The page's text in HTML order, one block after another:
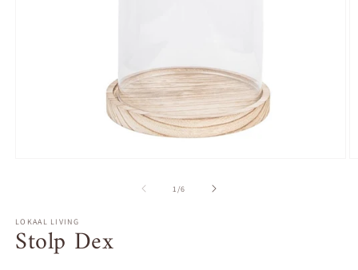
1 /van
6
LOKAAL LIVING
Stolp Dex